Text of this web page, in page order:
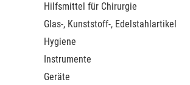
Hilfsmittel für Chirurgie
Glas-, Kunststoff-, Edelstahlartikel
Hygiene
Instrumente
Geräte